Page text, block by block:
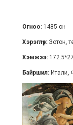
Огноо:1485 он
Хэрэглүүр: Зотон,
Хэмжээ:
Байршил: Итали,